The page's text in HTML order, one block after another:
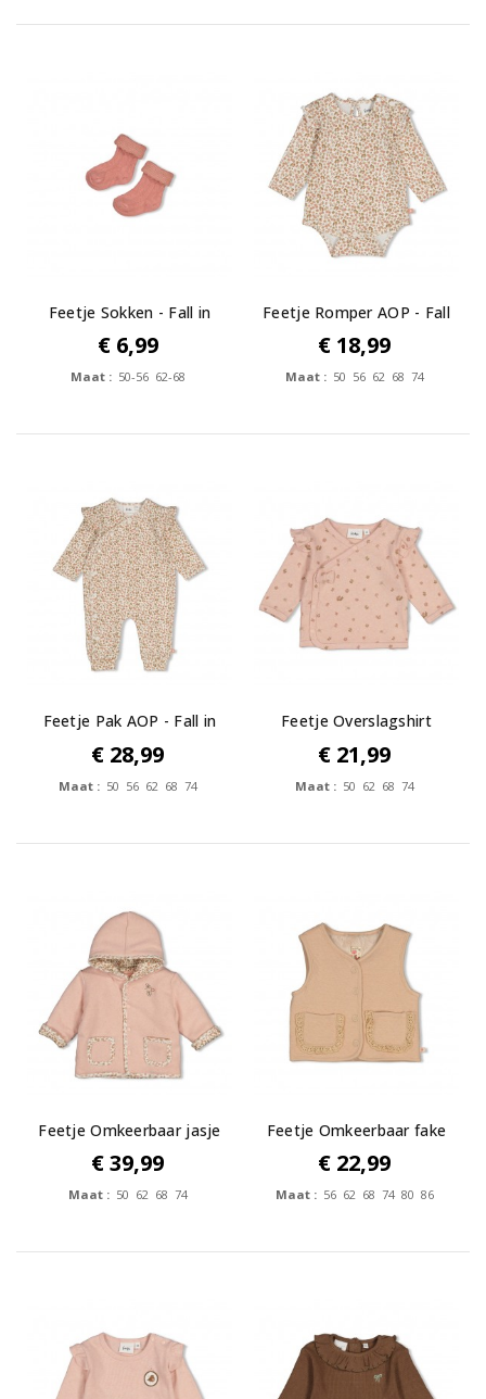
Feetje Sokken - Fall in
Love
€ 6,99
Maat : 50-56 62-68
Feetje Romper AOP - Fall
in Love
€ 18,99
Maat : 50 56 62 68 74
Feetje Pak AOP - Fall in
Love
€ 28,99
Maat : 50 56 62 68 74
Feetje Overslagshirt
pointelle...
€ 21,99
Maat : 50 62 68 74
Feetje Omkeerbaar jasje
met...
€ 39,99
Maat : 50 62 68 74
Feetje Omkeerbaar fake
fur gilet...
€ 22,99
Maat : 56 62 68 74 80 86